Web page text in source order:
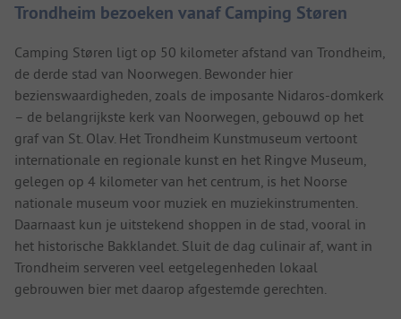
Trondheim bezoeken vanaf Camping Støren
Camping Støren ligt op 50 kilometer afstand van Trondheim,
de derde stad van Noorwegen. Bewonder hier
bezienswaardigheden, zoals de imposante Nidaros-domkerk
– de belangrijkste kerk van Noorwegen, gebouwd op het
graf van St. Olav. Het Trondheim Kunstmuseum vertoont
internationale en regionale kunst en het Ringve Museum,
gelegen op 4 kilometer van het centrum, is het Noorse
nationale museum voor muziek en muziekinstrumenten.
Daarnaast kun je uitstekend shoppen in de stad, vooral in
het historische Bakklandet. Sluit de dag culinair af, want in
Trondheim serveren veel eetgelegenheden lokaal
gebrouwen bier met daarop afgestemde gerechten.